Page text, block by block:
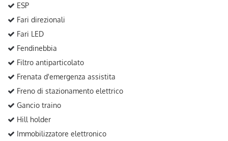
ESP
Fari direzionali
Fari LED
Fendinebbia
Filtro antiparticolato
Frenata d'emergenza assistita
Freno di stazionamento elettrico
Gancio traino
Hill holder
Immobilizzatore elettronico